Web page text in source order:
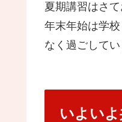
夏期講習はさて
年末年始は学
なく過ごしてい
いよい